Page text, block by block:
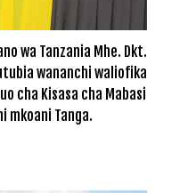
wa Tanzania Mhe. Dkt.
wananchi waliofika
cha Kisasa cha Mabasi
mkoani Tanga.